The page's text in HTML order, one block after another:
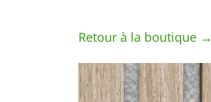
Retour à la boutique →